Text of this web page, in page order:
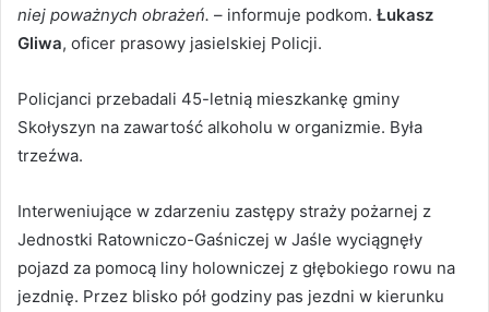
niej poważnych obrażeń. – informuje podkom. Łukasz
Gliwa, oficer prasowy jasielskiej Policji.
Policjanci przebadali 45-letnią mieszkankę gminy
Skołyszyn na zawartość alkoholu w organizmie. Była
trzeźwa.
Interweniujące w zdarzeniu zastępy straży pożarnej z
Jednostki Ratowniczo-Gaśniczej w Jaśle wyciągnęły
pojazd za pomocą liny holowniczej z głębokiego rowu na
jezdnię. Przez blisko pół godziny pas jezdni w kierunku